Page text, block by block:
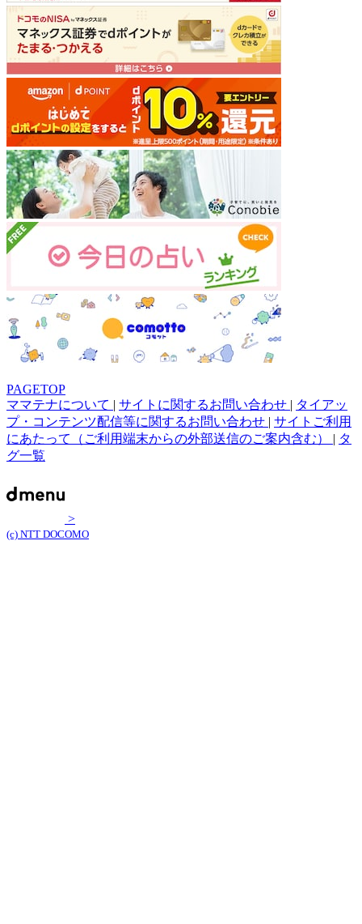
PAGETOP
ママテナについて | サイトに関するお問い合わせ | タイアッ
プ・コンテンツ配信等に関するお問い合わせ | サイトご利用
にあたって（ご利用端末からの外部送信のご案内含む） | タ
グ一覧
>
(c) NTT DOCOMO